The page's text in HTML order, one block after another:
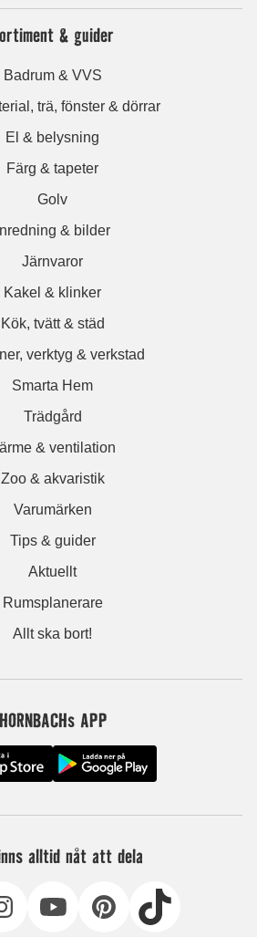
& guider
Badrum & VVS
trä, fönster & dörrar
El & belysning
Färg & tapeter
Golv
Inredning & bilder
Järnvaror
Kakel & klinker
Kök, tvätt & städ
verktyg & verkstad
Smarta Hem
Trädgård
& ventilation
Zoo & akvaristik
Varumärken
Tips & guider
Aktuellt
Rumsplanerare
Allt ska bort!
HORNBACHs APP
alltid nåt att dela